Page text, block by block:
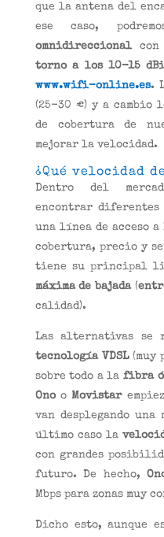
que la antena del
ese caso,
omnidireccionalcon
torno a los 10-15
www.wifi-online.es.
(25-30 €) y a cambio
de cobertura de
mejorar la velocidad.
¿Qué velocidad
Dentro del
encontrar diferentes
una línea de acceso a
cobertura, precio y
tiene su principal
máxima de bajada(
calidad).
Las alternativas se
tecnología VDSL(muy
sobre todo a la fibra
OnooMovistar
van desplegando
último caso la
con grandes
futuro. De hecho,
Mbps para zonas muy
Dicho esto, aunque